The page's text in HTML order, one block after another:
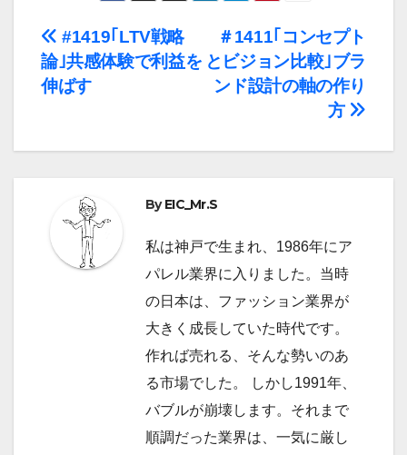
投
稿
ビ
ー
シ
＃1411｢コンセプト
とビジョン比較｣ブラ
ンド設計の軸の作り
方
#1419｢LTV戦略
論｣共感体験で利益を
伸ばす
ByEIC_Mr.S
私は神戸で生まれ、1986年にア
パレル業界に入りました。当時
の日本は、ファッション業界が
大きく成長していた時代です。
作れば売れる、そんな勢いのあ
る市場でした。 しかし1991年、
バブルが崩壊します。それまで
順調だった業界は、一気に厳し